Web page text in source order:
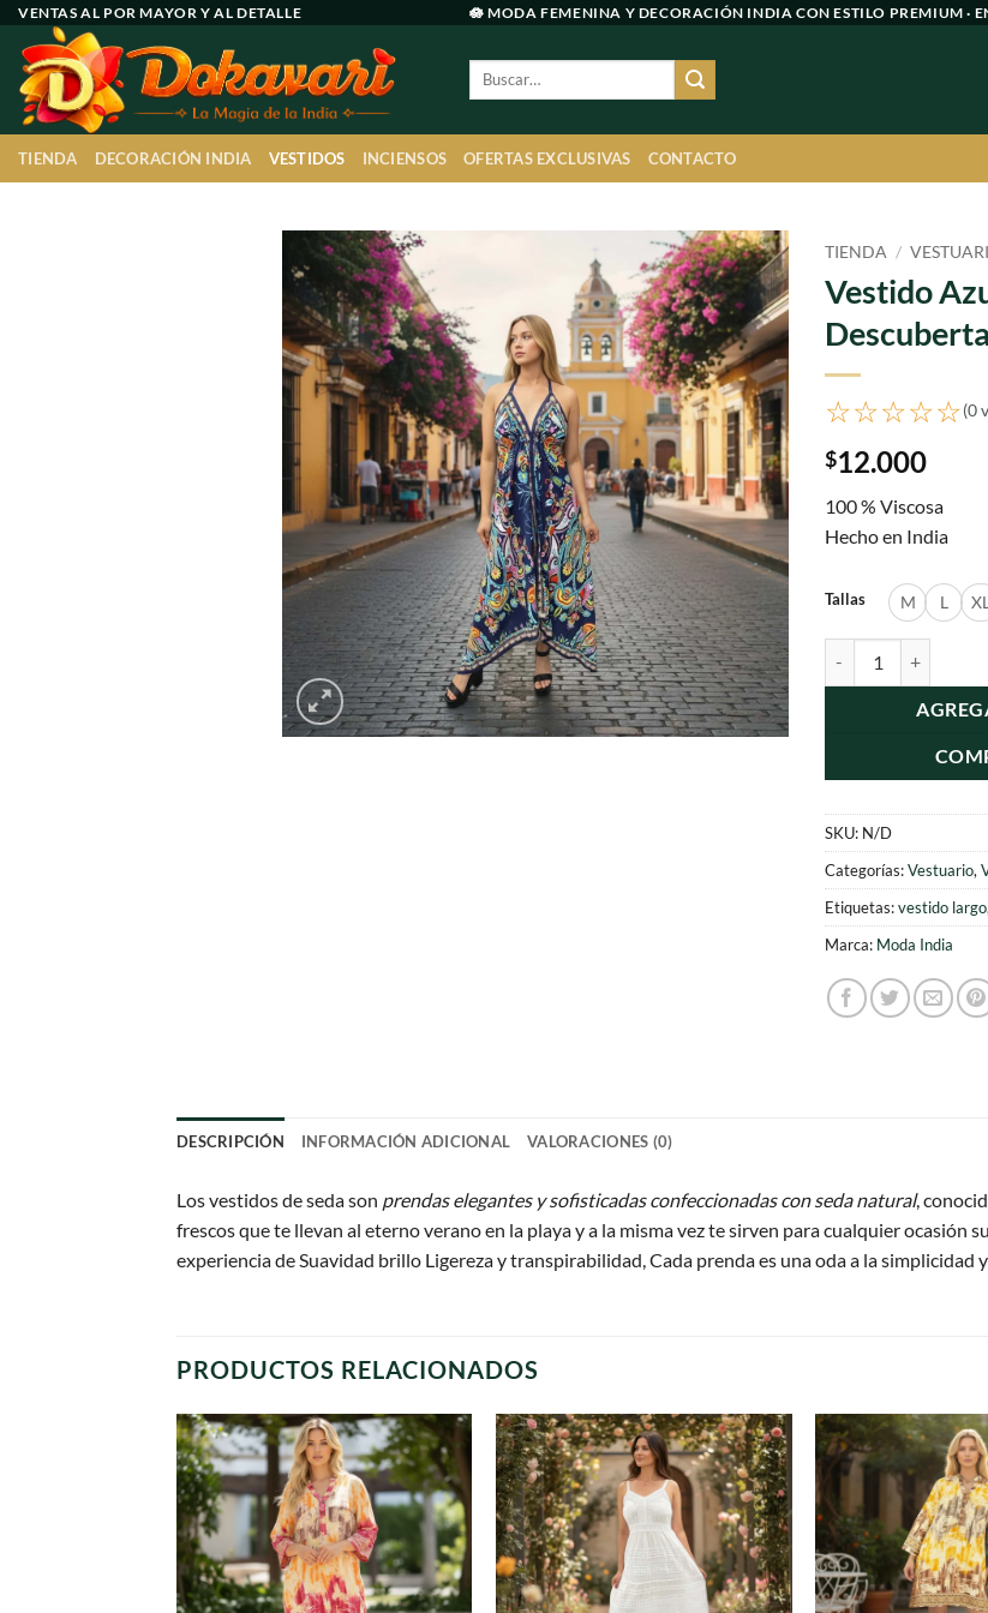
contenido
VENTAS AL POR MAYOR Y AL DETALLE 🪷 MODA FEMENINA Y DECORACIÓN INDIA CON ESTILO PREMIUM ·
Buscar
TIENDA DECORACIÓN INDIA VESTIDOS INCIENSOS OFERTAS EXCLUSIVAS CONTACTO
Agregar
a
favoritos
TIENDA /
Vestido
Descuberta
☆☆☆☆☆(0
$12.000
100 % Viscosa
Hecho en India
Tallas M L XL
SKU: N/D
Categorías:Vestuario,
Etiquetas:vestido largo
Marca: Moda India
DESCRIPCIÓN INFORMACIÓN ADICIONAL VALORACIONES (0)
Los vestidos de seda son prendas elegantes y sofisticadas confeccionadas con seda natural,
frescos que te llevan al eterno verano en la playa y a la misma vez te sirven para cualquier ocasión
experiencia de Suavidad brillo Ligereza y transpirabilidad, Cada prenda es una oda a la simplicidad
PRODUCTOS RELACIONADOS
Agregar
a
favoritos
Agregar
a
favoritos